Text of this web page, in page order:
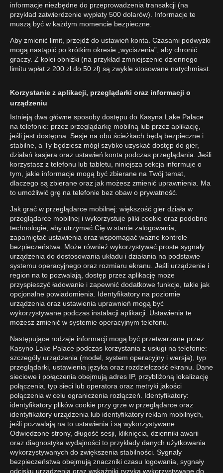
informacje niezbędne do przeprowadzenia transakcji (na
przykład zatwierdzenie wypłaty 500 dolarów). Informacje te
muszą być w każdym momencie bezpieczne.
Aby zmienić limit, przejdź do ustawień konta. Czasami podwyżki
mogą nastąpić po krótkim okresie „wyciszenia”, aby chronić
graczy. Z kolei obniżki (na przykład zmniejszenie dziennego
limitu wpłat z 200 zł do 50 zł) są zwykle stosowane natychmiast.
Korzystanie z aplikacji, przeglądarki oraz informacji o
urządzeniu
Istnieją dwa główne sposoby dostępu do Kasyna Lake Palace
na telefonie: przez przeglądarkę mobilną lub przez aplikację,
jeśli jest dostępna. Sesje na obu ścieżkach będą bezpieczne i
stabilne, a Ty będziesz mógł szybko uzyskać dostęp do gier,
działań kasjera oraz ustawień konta podczas przeglądania. Jeśli
korzystasz z telefonu lub tabletu, niniejsza sekcja informuje o
tym, jakie informacje mogą być zbierane na Twój temat,
dlaczego są zbierane oraz jak możesz zmienić uprawnienia. Ma
to umożliwić grę na telefonie bez obaw o prywatność.
Jak grać w przeglądarce mobilnej: większość gier działa w
przeglądarce mobilnej i wykorzystuje pliki cookie oraz podobne
technologie, aby utrzymać Cię w stanie zalogowania,
zapamiętać ustawienia oraz wspomagać ważne kontrole
bezpieczeństwa. Może również wykorzystywać proste sygnały
urządzenia do dostosowania układu i działania na podstawie
systemu operacyjnego oraz rozmiaru ekranu. Jeśli urządzenie i
region na to pozwalają, dostęp przez aplikację może
przyspieszyć ładowanie i zapewnić dodatkowe funkcje, takie jak
opcjonalne powiadomienia. Identyfikatory na poziomie
urządzenia oraz ustawienia uprawnień mogą być
wykorzystywane podczas instalacji aplikacji. Ustawienia te
możesz zmienić w systemie operacyjnym telefonu.
Następujące rodzaje informacji mogą być przetwarzane przez
Kasyno Lake Palace podczas korzystania z usługi na telefonie:
szczegóły urządzenia (model, system operacyjny i wersja), typ
przeglądarki, ustawienia języka oraz rozdzielczość ekranu. Dane
sieciowe i połączenia obejmują adres IP, przybliżoną lokalizację
połączenia, typ sieci lub operatora oraz metryki jakości
połączenia w celu ograniczenia rozłączeń. Identyfikatory:
identyfikatory plików cookie przy grze w przeglądarce oraz
identyfikatory urządzenia lub identyfikatory reklam mobilnych,
jeśli pozwalają na to ustawienia i są wykorzystywane.
Odwiedzone strony, długość sesji, kliknięcia, dzienniki awarii
oraz diagnostyka wydajności to przykłady danych użytkowania
wykorzystywanych do zwiększenia stabilności. Sygnały
bezpieczeństwa obejmują znaczniki czasu logowania, sygnały
odcisku urządzenia oraz wskaźniki ryzyka wykorzystywane do